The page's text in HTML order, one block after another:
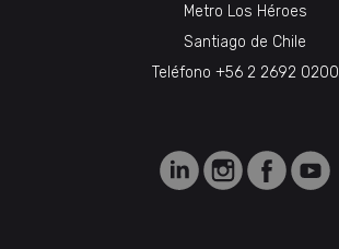
Metro Los Héroes
Santiago de Chile
Teléfono +56 2 2692 0200